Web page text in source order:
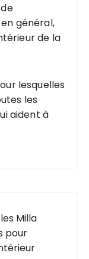
général,
de la
lesquelles
les
aident à
Milla
pour